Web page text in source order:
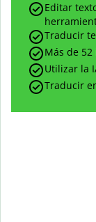
Editar
Traducir
Más de
Utilizar la
Traducir